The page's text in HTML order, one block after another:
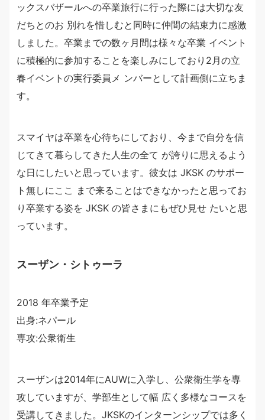
ックスバザールへの卒業旅行に行った際には大切な友
だちとのお 別れを惜しむと同時に仲間の結束力に感激
しました。卒業までの数ヶ月間は様々な卒業 イベント
に積極的に参加することを楽しみにしており2月の立
春イベントの実行委員メ ンバーとして計画側に立ちま
す。
スマイヤは卒業を心待ちにしており、今まで自分を信
じてきて暮らしてきた人生の全て が誇りに思えるよう
な日にしたいと思っています。彼女は JKSK のサポー
ト無しにここ まで来ることはできなかったと思ってお
り卒業する姿を JKSK の皆さまにもぜひ見せ たいと思
っています。
スーザン・シトゥーラ
2018 年卒業予定
出身:ネパール
専攻:公衆衛生
スーザンは2014年にAUWに入学し、公衆衛生学を専
攻していますが、学部生として幅 広く多様なコースを
受講してきました。JKSKのインターンシップでは多く